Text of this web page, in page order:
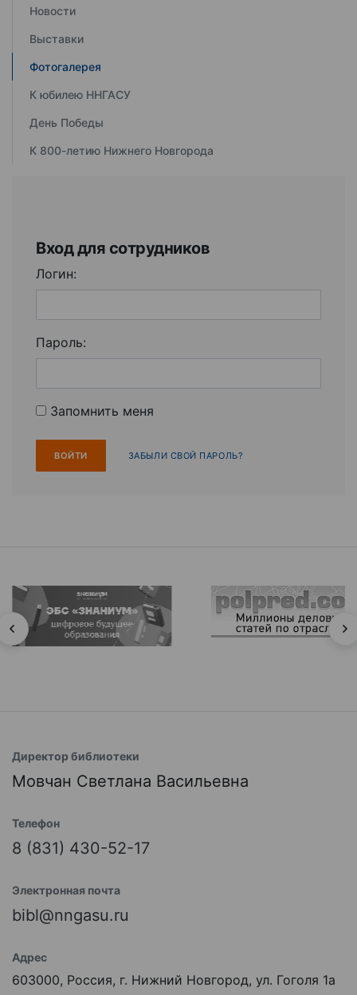
Новости
Выставки
Фотогалерея
К юбилею ННГАСУ
День Победы
К 800-летию Нижнего Новгорода
Вход для сотрудников
Логин:
Пароль:
Запомнить меня
ЗАБЫЛИ СВОЙ ПАРОЛЬ?
Директор библиотеки
Мовчан Светлана Васильевна
Телефон
8 (831) 430-52-17
Электронная почта
bibl@nngasu.ru
Адрес
603000, Россия, г. Нижний Новгород, ул. Гоголя 1а